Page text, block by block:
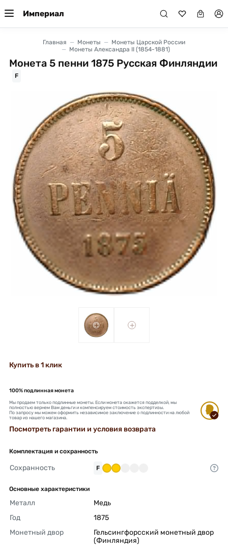
Империал
Главная Монеты
Монеты Царской России
Монеты Александра II (1854-1881)
Монета 5 пенни 1875 Русская Финляндии
F
+ +
Купить в 1 клик
100% подлинная монета
Мы продаем только подлинные монеты. Если монета окажется подделкой, мы
полностью вернем Вам деньги и компенсируем стоимость экспертизы.
По запросу мы можем оформить независимое заключение о подлинности на любой
товар из нашего магазина.
Посмотреть гарантии и условия возврата
Комплектация и сохранность
Сохранность F
Основные характеристики
Металл
Медь
Год
1875
Монетный двор
Гельсингфорсский монетный двор
(Финляндия)